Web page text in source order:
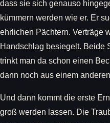
dass sie sich genauso
kümmern werden wie er. Er
ehrlichen Pächtern. Verträge
Handschlag besiegelt. Beide
trinkt man da schon einen
dann noch aus einem
Und dann kommt die erste
groß werden lassen. Die